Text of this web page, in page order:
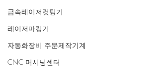
금속레이저컷팅기
레이저마킹기
자동화장비 주문제작기계
CNC 머시닝센터